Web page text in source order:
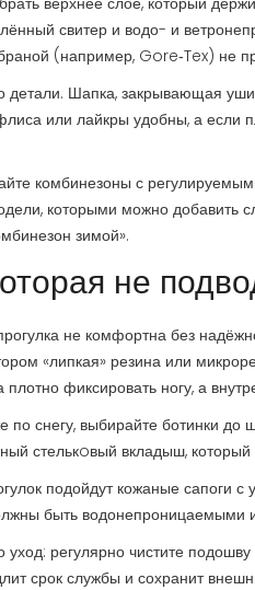
свитер и водо- и
(например, Gore‑Tex) не
детали. Шапка, закрывающая
или лайкры удобны, а если
комбинезоны с
которыми можно добавить
зимой».
не
не комфортна без
«липкая» резина или
фиксировать ногу, а
по снегу, выбирайте ботинки
стелькoвый вкладыш,
подойдут кожаные сапоги
быть водонепроницаемыми
уход: регулярно чистите
срок службы и сохранит